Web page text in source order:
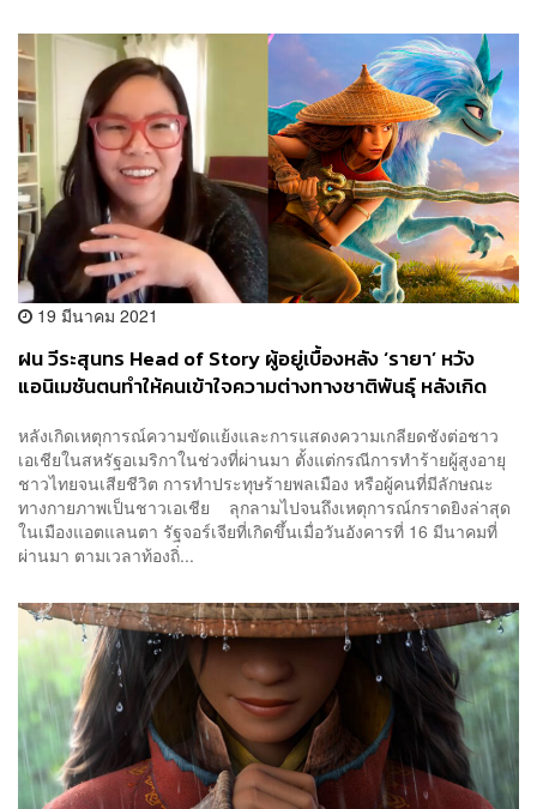
19 มีนาคม 2021
ฝน วีระสุนทร Head of Story ผู้อยู่เบื้องหลัง ‘รายา’ หวัง
แอนิเมชันตนทำให้คนเข้าใจความต่างทางชาติพันธ์ุ หลังเกิด
หลังเกิดเหตุการณ์ความขัดแย้งและการแสดงความเกลียดชังต่อชาว
เอเชียในสหรัฐอเมริกาในช่วงที่ผ่านมา ตั้งแต่กรณีการทำร้ายผู้สูงอายุ
ชาวไทยจนเสียชีวิต การทำประทุษร้ายพลเมือง หรือผู้คนที่มีลักษณะ
ทางกายภาพเป็นชาวเอเชีย ลุกลามไปจนถึงเหตุการณ์กราดยิงล่าสุด
ในเมืองแอตแลนตา รัฐจอร์เจียที่เกิดขึ้นเมื่อวันอังคารที่ 16 มีนาคมที่
ผ่านมา ตามเวลาท้องถิ่...